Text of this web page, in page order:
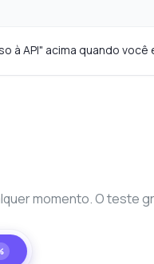
à API" acima quando
momento. O teste